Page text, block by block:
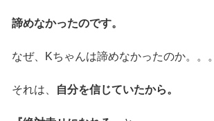
諦めなかったのです。
なぜ、Kちゃんは諦めなかったのか。。。
それは、 自分を信じていたから。